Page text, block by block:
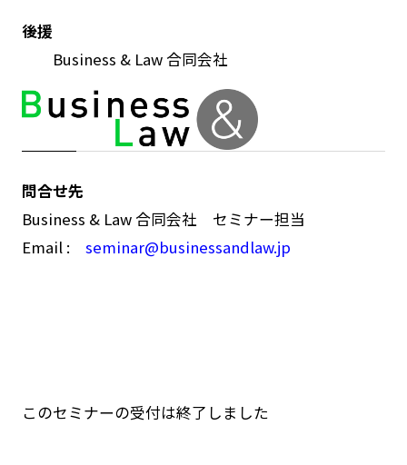
後援
Business & Law 合同会社
問合せ先
Business & Law 合同会社 セミナー担当
Email : seminar@businessandlaw.jp
このセミナーの受付は終了しました